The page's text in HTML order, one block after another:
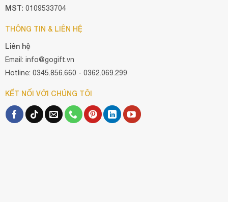
MST: 0109533704
THÔNG TIN & LIÊN HỆ
Liên hệ
Email: info@gogift.vn
Hotline: 0345.856.660 - 0362.069.299
KẾT NỐI VỚI CHÚNG TÔI